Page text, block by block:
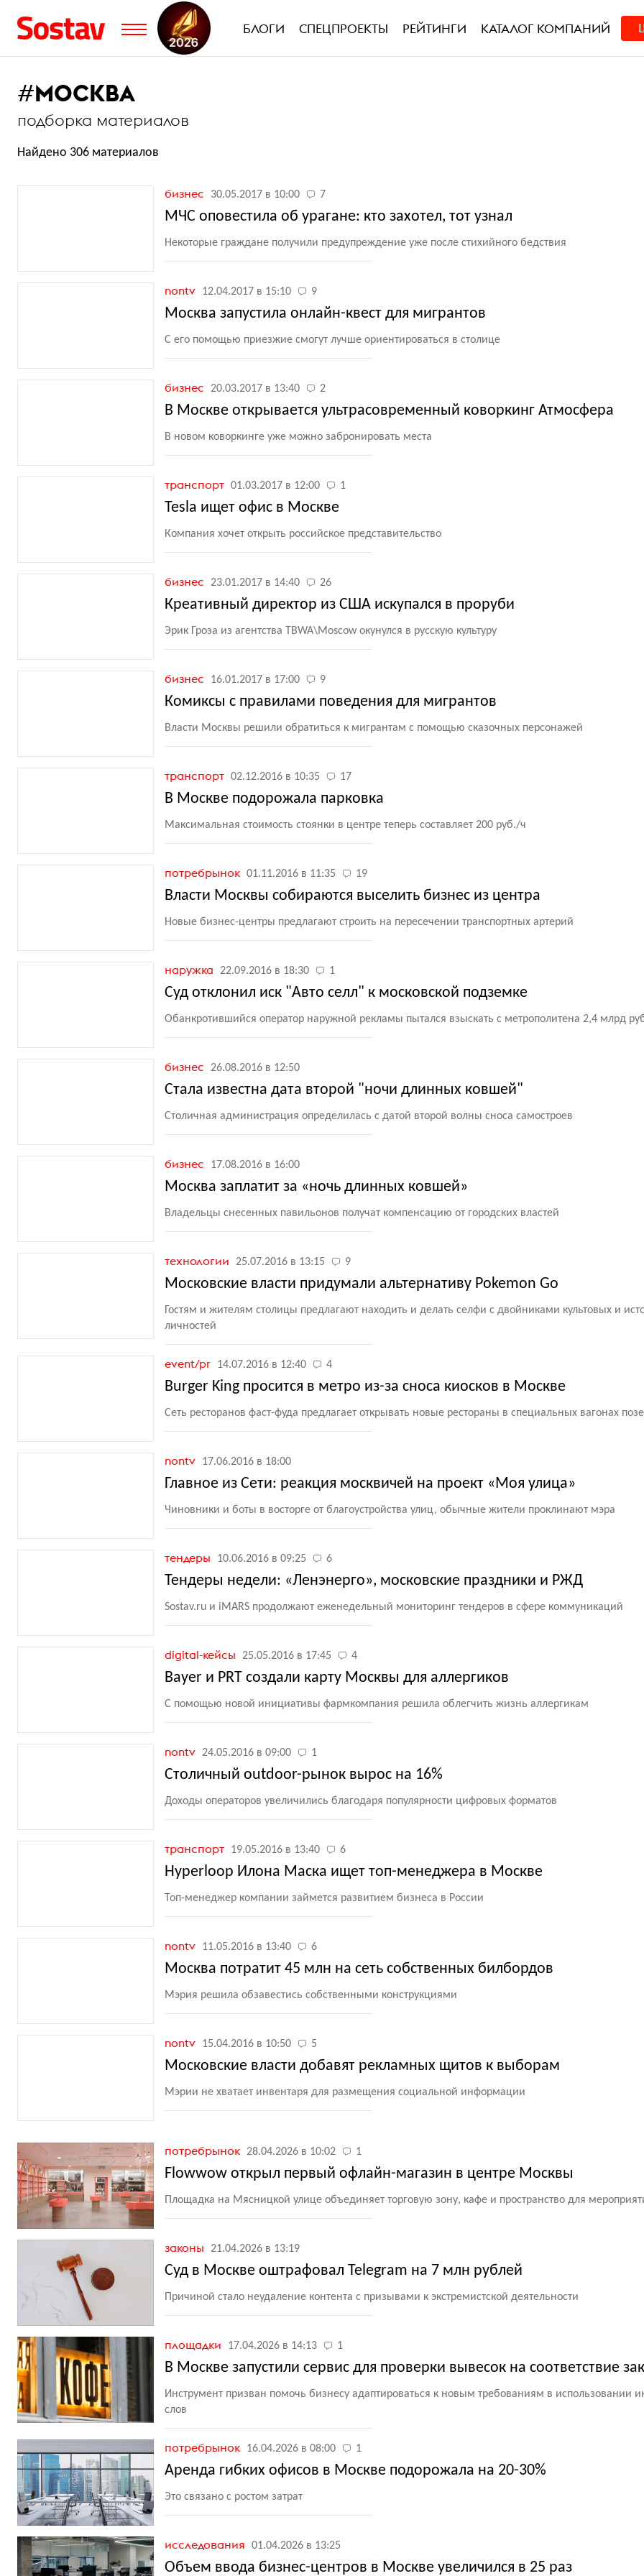
БЛОГИ СПЕЦПРОЕКТЫ РЕЙТИНГИ КАТАЛОГ КОМПАНИЙ
#МОСКВА
подборка материалов
Найдено 306 материалов
бизнес 30.05.2017 в 10:00 7
МЧС оповестила об урагане: кто захотел, тот узнал
Некоторые граждане получили предупреждение уже после стихийного бедствия
nontv 12.04.2017 в 15:10 9
Москва запустила онлайн-квест для мигрантов
С его помощью приезжие смогут лучше ориентироваться в столице
бизнес 20.03.2017 в 13:40 2
В Москве открывается ультрасовременный коворкинг Атмосфера
В новом коворкинге уже можно забронировать места
транспорт 01.03.2017 в 12:00 1
Tesla ищет офис в Москве
Компания хочет открыть российское представительство
бизнес 23.01.2017 в 14:40 26
Креативный директор из США искупался в проруби
Эрик Гроза из агентства TBWA\Moscow окунулся в русскую культуру
бизнес 16.01.2017 в 17:00 9
Комиксы с правилами поведения для мигрантов
Власти Москвы решили обратиться к мигрантам с помощью сказочных персонажей
транспорт 02.12.2016 в 10:35 17
В Москве подорожала парковка
Максимальная стоимость стоянки в центре теперь составляет 200 руб./ч
потребрынок 01.11.2016 в 11:35 19
Власти Москвы собираются выселить бизнес из центра
Новые бизнес-центры предлагают строить на пересечении транспортных артерий
наружка 22.09.2016 в 18:30 1
Суд отклонил иск "Авто селл" к московской подземке
Обанкротившийся оператор наружной рекламы пытался взыскать с метрополитена 2,4 млрд
бизнес 26.08.2016 в 12:50
Стала известна дата второй "ночи длинных ковшей"
Столичная администрация определилась с датой второй волны сноса самостроев
бизнес 17.08.2016 в 16:00
Москва заплатит за «ночь длинных ковшей»
Владельцы снесенных павильонов получат компенсацию от городских властей
технологии 25.07.2016 в 13:15 9
Московские власти придумали альтернативу Pokemon Go
Гостям и жителям столицы предлагают находить и делать селфи с двойниками культовых и
личностей
event/pr 14.07.2016 в 12:40 4
Burger King просится в метро из-за сноса киосков в Москве
Сеть ресторанов фаст-фуда предлагает открывать новые рестораны в специальных вагонах
nontv 17.06.2016 в 18:00
Главное из Сети: реакция москвичей на проект «Моя улица»
Чиновники и боты в восторге от благоустройства улиц, обычные жители проклинают мэра
тендеры 10.06.2016 в 09:25 6
Тендеры недели: «Ленэнерго», московские праздники и РЖД
Sostav.ru и iMARS продолжают еженедельный мониторинг тендеров в сфере коммуникаций
digital-кейсы 25.05.2016 в 17:45 4
Bayer и PRT создали карту Москвы для аллергиков
С помощью новой инициативы фармкомпания решила облегчить жизнь аллергикам
nontv 24.05.2016 в 09:00 1
Столичный outdoor-рынок вырос на 16%
Доходы операторов увеличились благодаря популярности цифровых форматов
транспорт 19.05.2016 в 13:40 6
Hyperloop Илона Маска ищет топ-менеджера в Москве
Топ-менеджер компании займется развитием бизнеса в России
nontv 11.05.2016 в 13:40 6
Москва потратит 45 млн на сеть собственных билбордов
Мэрия решила обзавестись собственными конструкциями
nontv 15.04.2016 в 10:50 5
Московские власти добавят рекламных щитов к выборам
Мэрии не хватает инвентаря для размещения социальной информации
потребрынок 28.04.2026 в 10:02 1
Flowwow открыл первый офлайн-магазин в центре Москвы
Площадка на Мясницкой улице объединяет торговую зону, кафе и пространство для
законы 21.04.2026 в 13:19
Суд в Москве оштрафовал Telegram на 7 млн рублей
Причиной стало неудаление контента с призывами к экстремистской деятельности
площадки 17.04.2026 в 14:13 1
В Москве запустили сервис для проверки вывесок на соответствие
Инструмент призван помочь бизнесу адаптироваться к новым требованиям в использовании
слов
потребрынок 16.04.2026 в 08:00 1
Аренда гибких офисов в Москве подорожала на 20-30%
Это связано с ростом затрат
исследования 01.04.2026 в 13:25
Объем ввода бизнес-центров в Москве увеличился в 25 раз